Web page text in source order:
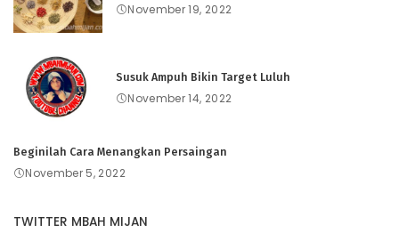
November 19, 2022
Susuk Ampuh Bikin Target Luluh
November 14, 2022
Beginilah Cara Menangkan Persaingan
November 5, 2022
TWITTER MBAH MIJAN